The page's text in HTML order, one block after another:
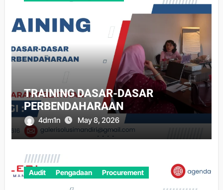
TRAINING DASAR-DASAR
PERBENDAHARAAN
4dm1n May 8, 2026
Audit Pengadaan Procurement